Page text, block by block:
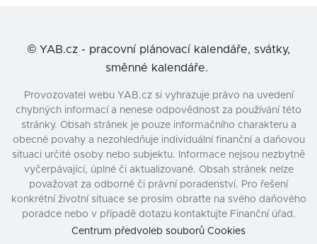
© YAB.cz - pracovní plánovací kalendáře, svátky,
směnné kalendáře.
Provozovatel webu YAB.cz si vyhrazuje právo na uvedení
chybných informací a nenese odpovědnost za používání této
stránky. Obsah stránek je pouze informačního charakteru a
obecné povahy a nezohledňuje individuální finanční a daňovou
situaci určité osoby nebo subjektu. Informace nejsou nezbytně
vyčerpávající, úplné či aktualizované. Obsah stránek nelze
považovat za odborné či právní poradenství. Pro řešení
konkrétní životní situace se prosím obraťte na svého daňového
poradce nebo v případě dotazu kontaktujte Finanční úřad.
Centrum předvoleb souborů Cookies